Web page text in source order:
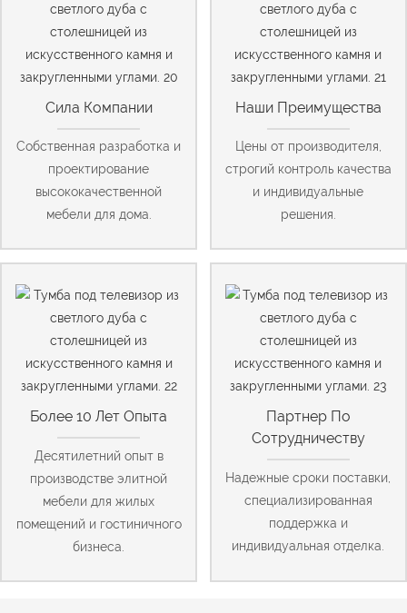
Сила Компании
Собственная разработка и
проектирование
высококачественной
мебели для дома.
Наши Преимущества
Цены от производителя,
строгий контроль качества
и индивидуальные
решения.
Более 10 Лет Опыта
Десятилетний опыт в
производстве элитной
мебели для жилых
помещений и гостиничного
бизнеса.
Партнер По
Сотрудничеству
Надежные сроки поставки,
специализированная
поддержка и
индивидуальная отделка.